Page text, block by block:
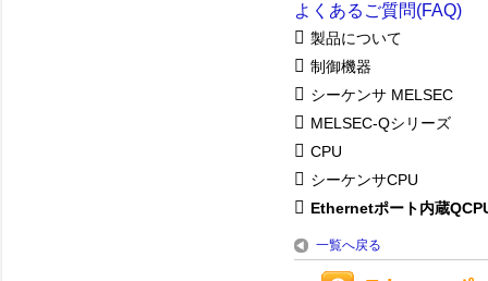
よくあるご質問(FAQ)
製品について
制御機器
シーケンサ MELSEC
MELSEC-Qシリーズ
CPU
シーケンサCPU
Ethernetポート内蔵
一覧へ戻る